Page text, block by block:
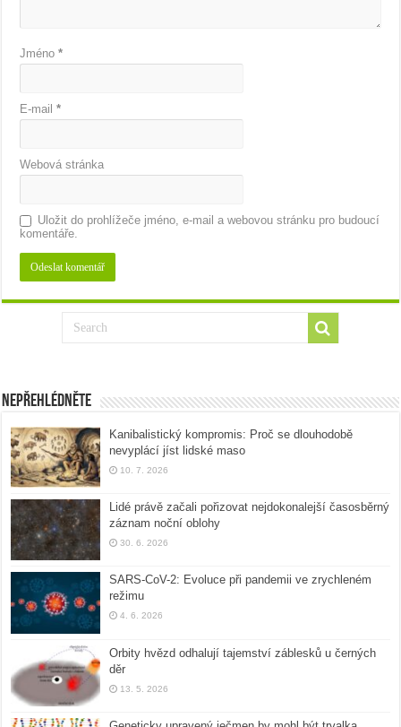
Jméno*
E-mail*
Webová stránka
Uložit do prohlížeče jméno, e-mail a webovou stránku pro budoucí
komentáře.
Nepřehlédněte
Kanibalistický kompromis: Proč se dlouhodobě
nevyplácí jíst lidské maso
10. 7. 2026
Lidé právě začali pořizovat nejdokonalejší časosběrný
záznam noční oblohy
30. 6. 2026
SARS-CoV-2: Evoluce při pandemii ve zrychleném
režimu
4. 6. 2026
Orbity hvězd odhalují tajemství záblesků u černých
děr
13. 5. 2026